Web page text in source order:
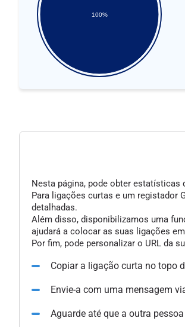
100%
Nesta página, pode obter estatísticas
Para ligações curtas e um registador
detalhadas.
Além disso, disponibilizamos uma
ajudará a colocar as suas ligações
Por fim, pode personalizar o URL da
Copiar a ligação curta no topo
Envie-a com uma mensagem
Aguarde até que a outra